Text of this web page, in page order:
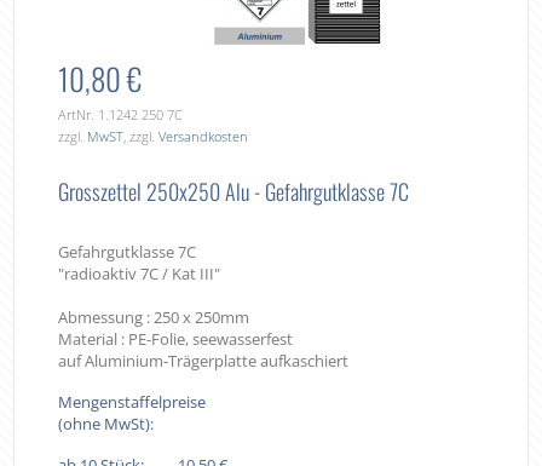
10,80 €
ArtNr. 1.1242 250 7C
zzgl. MwST, zzgl.Versandkosten
Grosszettel 250x250 Alu - Gefahrgutklasse 7C
Gefahrgutklasse 7C
"radioaktiv 7C / Kat III"
Abmessung : 250 x 250mm
Material : PE-Folie, seewasserfest
auf Aluminium-Trägerplatte aufkaschiert
Mengenstaffelpreise
(ohne MwSt):